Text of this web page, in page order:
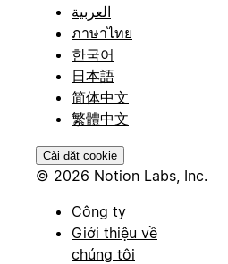
العربية
ภาษาไทย
한국어
日本語
简体中文
繁體中文
Cài đặt cookie
© 2026 Notion Labs, Inc.
Công ty
Giới thiệu về
chúng tôi